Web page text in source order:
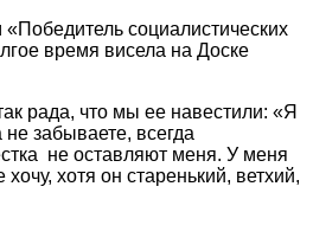
социалистических
время висела на Доске
рада, что мы ее навестили: «Я
забываете, всегда
не оставляют меня. У меня
хотя он старенький, ветхий,